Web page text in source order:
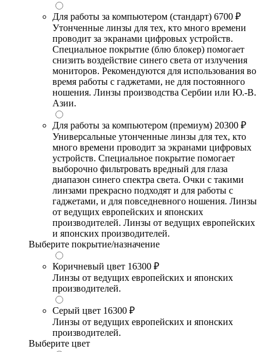
Для работы за компьютером (стандарт) 6700 ₽
Утонченные линзы для тех, кто много времени
проводит за экранами цифровых устройств.
Специальное покрытие (блю блокер) помогает
снизить воздействие синего света от излучения
мониторов. Рекомендуются для использования во
время работы с гаджетами, не для постоянного
ношения. Линзы производства Сербии или Ю.-В.
Азии.
Для работы за компьютером (премиум) 20300 ₽
Универсальные утонченные линзы для тех, кто
много времени проводит за экранами цифровых
устройств. Специальное покрытие помогает
выборочно фильтровать вредный для глаза
диапазон синего спектра света. Очки с такими
линзами прекрасно подходят и для работы с
гаджетами, и для повседневного ношения. Линзы
от ведущих европейских и японских
производителей. Линзы от ведущих европейских
и японских производителей.
Выберите покрытие/назначение
Коричневый цвет 16300 ₽
Линзы от ведущих европейских и японских
производителей.
Серый цвет 16300 ₽
Линзы от ведущих европейских и японских
производителей.
Выберите цвет